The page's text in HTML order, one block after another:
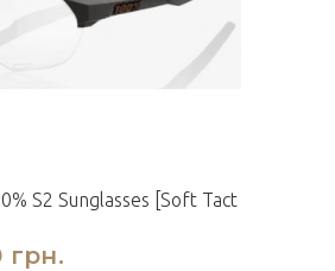
S2 Sunglasses [Soft Tact
грн.